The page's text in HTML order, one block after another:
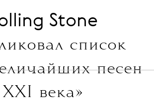
Stone
список
песен
XXI века»